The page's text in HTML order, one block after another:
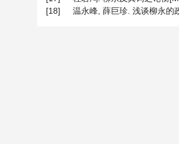
[18]
温永峰, 薛巨珍. 浅谈柳永的